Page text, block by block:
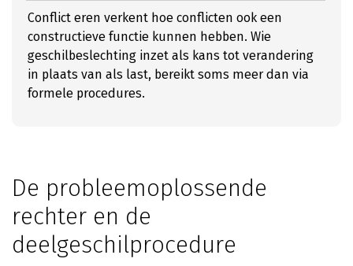
Conflict eren verkent hoe conflicten ook een
constructieve functie kunnen hebben. Wie
geschilbeslechting inzet als kans tot verandering
in plaats van als last, bereikt soms meer dan via
formele procedures.
De probleemoplossende
rechter en de
deelgeschilprocedure